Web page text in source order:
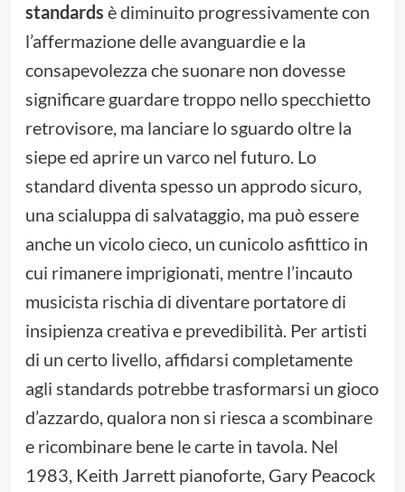
standards è diminuito progressivamente con
l’affermazione delle avanguardie e la
consapevolezza che suonare non dovesse
significare guardare troppo nello specchietto
retrovisore, ma lanciare lo sguardo oltre la
siepe ed aprire un varco nel futuro. Lo
standard diventa spesso un approdo sicuro,
una scialuppa di salvataggio, ma può essere
anche un vicolo cieco, un cunicolo asfittico in
cui rimanere imprigionati, mentre l’incauto
musicista rischia di diventare portatore di
insipienza creativa e prevedibilità. Per artisti
di un certo livello, affidarsi completamente
agli standards potrebbe trasformarsi un gioco
d’azzardo, qualora non si riesca a scombinare
e ricombinare bene le carte in tavola. Nel
1983, Keith Jarrett pianoforte, Gary Peacock